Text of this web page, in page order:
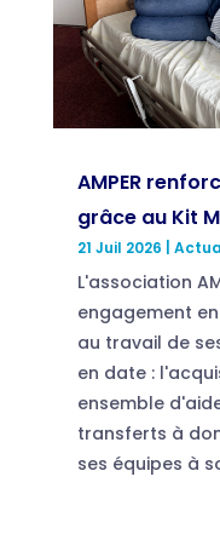
AMPER
grâce au Kit
21 Juil 2026
L'association
engagement
au travail de
en date :
ensemble
transferts à
ses équipes à